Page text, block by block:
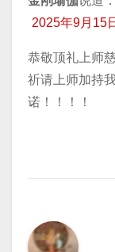
2025年9月15
恭敬顶礼上师
祈请上师加持
诺！！！！